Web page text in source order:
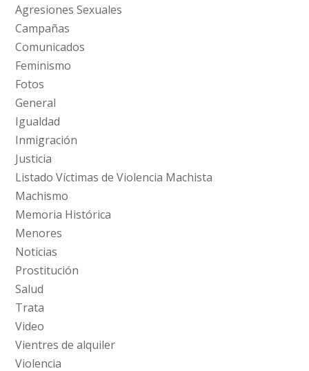
Agresiones Sexuales
Campañas
Comunicados
Feminismo
Fotos
General
Igualdad
Inmigración
Justicia
Listado Víctimas de Violencia Machista
Machismo
Memoria Histórica
Menores
Noticias
Prostitución
Salud
Trata
Video
Vientres de alquiler
Violencia